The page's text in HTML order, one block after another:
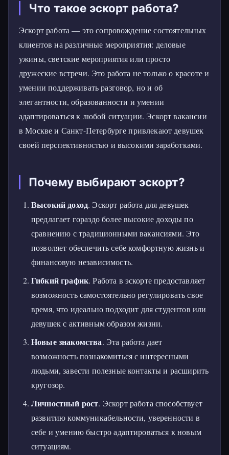
Что такое эскорт работа?
Эскорт работа — это сопровождение состоятельных
клиентов на различные мероприятия: деловые
ужины, светские мероприятия или просто
дружеские встречи. Это работа не только о красоте и
умении поддерживать разговор, но и об
элегантности, образованности и умении
адаптироваться к любой ситуации. Эскорт вакансии
в Москве и Санкт-Петербурге привлекают девушек
своей перспективностью и высокими заработками.
Почему выбирают эскорт?
Высокий доход. Эскорт работа для девушек
предлагает гораздо более высокие доходы по
сравнению с традиционными вакансиями. Это
позволяет обеспечить себе комфортную жизнь и
финансовую независимость.
Гибкий график. Работа в эскорте предоставляет
возможность самостоятельно регулировать свое
время, что идеально подходит для студентов или
девушек с активным образом жизни.
Новые знакомства. Эта работа дает
возможность познакомиться с интересными
людьми, завести полезные контакты и расширить
кругозор.
Личностный рост. Эскорт работа способствует
развитию коммуникабельности, уверенности в
себе и умению быстро адаптироваться к новым
ситуациям.